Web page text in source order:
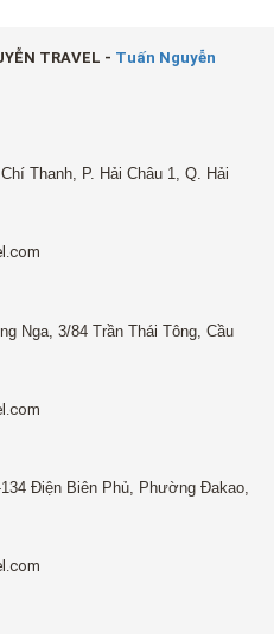
TRAVEL - Tuấn Nguyễn
Thanh, P. Hải Châu 1, Q. Hải
Nga, 3/84 Trần Thái Tông, Cầu
Điện Biên Phủ, Phường Đakao,